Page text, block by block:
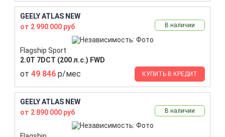
GEELY ATLAS NEW
от 2 990 000 руб
В наличии
Flagship Sport
2.0T 7DCT (200 л.с.) FWD
от 49 846 р/мес КУПИТЬ В КРЕДИТ
GEELY ATLAS NEW
от 2 890 000 руб
В наличии